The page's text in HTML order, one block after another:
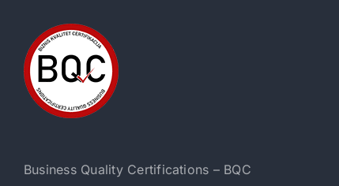
Business Quality Certifications – BQC